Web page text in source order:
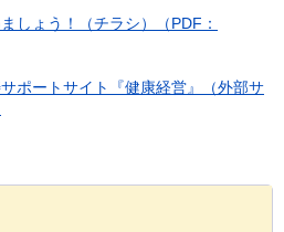
しょう！（チラシ）（PDF：
ポートサイト『健康経営』（外部サ